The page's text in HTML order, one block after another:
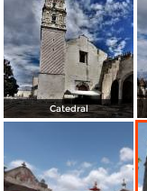
Catedral